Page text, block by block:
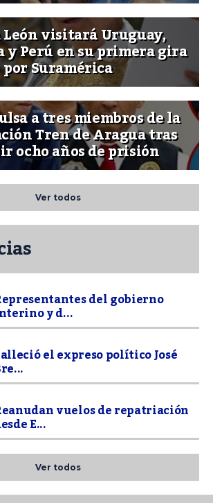
León visitará Uruguay,
Perú en su primera gira
por Suramérica
a tres miembros de la
Tren de Aragua tras
ocho años de prisión
Ver todos
del gobierno
y d...
el expreso político José
vuelos de repatriación
E...
Ver todos